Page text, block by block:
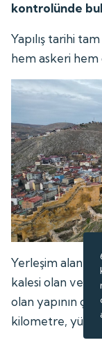
kontrolünde
Yapılış tarihi
hem askeri hem
Yerleşim alanı
kalesi olan ve
olan yapının
kilometre,